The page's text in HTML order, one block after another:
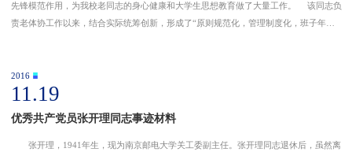
先锋模范作用，为我校老同志的身心健康和大学生思想教育做了大量工作。 该同志负
责老体协工作以来，结合实际统筹创新，形成了“原则规范化，管理制度化，班子年轻
2016
11.19
优秀共产党员张开理同志事迹材料
张开理，1941年生，现为南京邮电大学关工委副主任。张开理同志退休后，虽然离